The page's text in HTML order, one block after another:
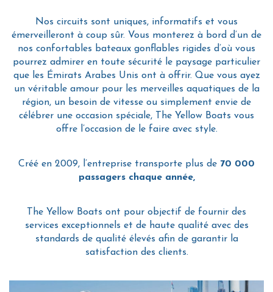
Nos circuits sont uniques, informatifs et vous
émerveilleront à coup sûr. Vous monterez à bord d’un de
nos confortables bateaux gonflables rigides d’où vous
pourrez admirer en toute sécurité le paysage particulier
que les Émirats Arabes Unis ont à offrir. Que vous ayez
un véritable amour pour les merveilles aquatiques de la
région, un besoin de vitesse ou simplement envie de
célébrer une occasion spéciale, The Yellow Boats vous
offre l’occasion de le faire avec style.
Créé en 2009, l’entreprise transporte plus de 70 000
passagers chaque année,
The Yellow Boats ont pour objectif de fournir des
services exceptionnels et de haute qualité avec des
standards de qualité élevés afin de garantir la
satisfaction des clients.